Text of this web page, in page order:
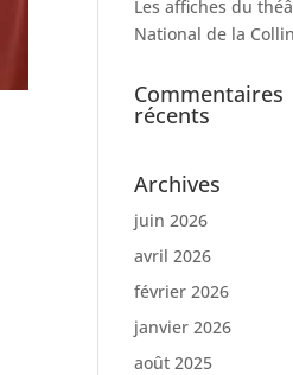
Les affiches du
National de la
Commentaires
récents
Archives
juin 2026
avril 2026
février 2026
janvier 2026
août 2025